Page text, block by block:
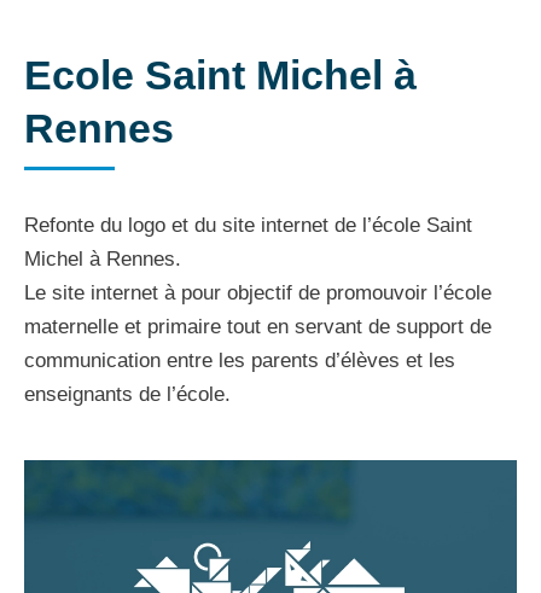
Ecole Saint Michel à
Rennes
Refonte du logo et du site internet de l’école Saint
Michel à Rennes.
Le site internet à pour objectif de promouvoir l’école
maternelle et primaire tout en servant de support de
communication entre les parents d’élèves et les
enseignants de l’école.